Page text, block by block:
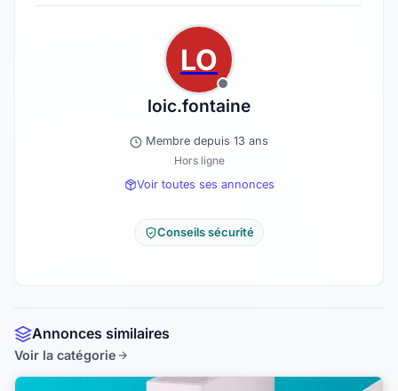
LO
loic.fontaine
Membre depuis 13 ans
Hors ligne
Voir toutes ses annonces
Conseils sécurité
Annonces similaires
Voir la catégorie